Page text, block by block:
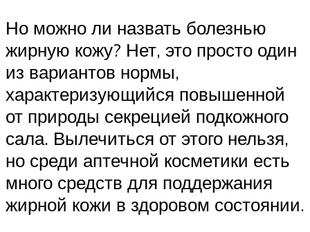
Но можно ли назвать болезнью
жирную кожу? Нет, это просто один
из вариантов нормы,
характеризующийся повышенной
от природы секрецией подкожного
сала. Вылечиться от этого нельзя,
но среди аптечной косметики есть
много средств для поддержания
жирной кожи в здоровом состоянии.